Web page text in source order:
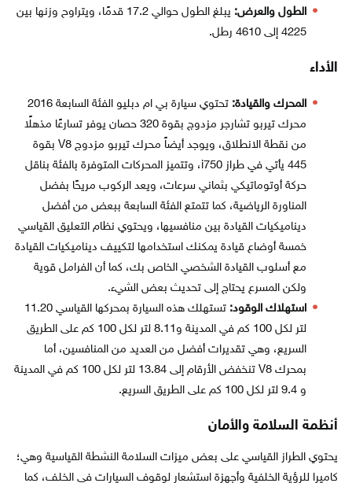
الطول والعرض:
يبلغ الطول حوالي 17.2 قدمًا، ويتراوح وزنها بين
4225 إلى 4610 رطل.
الأداء
المحرك والقيادة:
تحتوي سيارة بي ام دبليو الفئة السابعة 2016
محرك تيربو تشارجر مزدوج بقوة 320 حصان يوفر تسارعًا مذهلًا
من نقطة الانطلاق، ويوجد أيضاً محرك تيربو مزدوج V8 بقوة
445 يأتي في طراز i750، وتتميز المحركات المتوفرة بالفئة بناقل
حركة أوتوماتيكي بثماني سرعات، ويعد الركوب مريحًا بفضل
المناورة الرياضية، كما تتمتع الفئة السابعة ببعض من أفضل
ديناميكيات القيادة بين منافسيها، ويحتوي نظام التعليق القياسي
خمسة أوضاع قيادة يمكنك استخدامها لتكييف ديناميكيات القيادة
مع أسلوب القيادة الشخصي الخاص بك، كما أن الفرامل قوية
ولكن المسرع يحتاج إلى تحديث بعض الشيء.
استهلاك الوقود:
تستهلك هذه السيارة بمحركها القياسي 11.20
لتر لكل 100 كم في المدينة و8.11 لتر لكل 100 كم على الطريق
السريع، وهي تقديرات أفضل من العديد من المنافسين، أما
بمحرك V8 تنخفض الأرقام إلى 13.84 لتر لكل 100 كم في المدينة
و 9.4 لتر لكل 100 كم على الطريق السريع.
أنظمة السلامة والأمان
يحتوي الطراز القياسي على بعض ميزات السلامة النشطة القياسية وهي؛
كاميرا للرؤية الخلفية وأجهزة استشعار لوقوف السيارات في الخلف، كما